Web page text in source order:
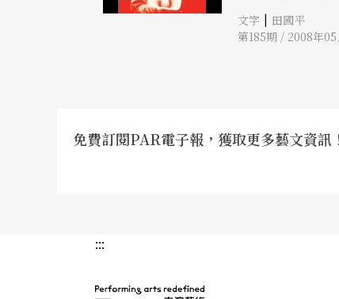
文字 | 田國平
第185期 / 2008年05
免費訂閱PAR電子報，獲取更多藝文資訊！
:::